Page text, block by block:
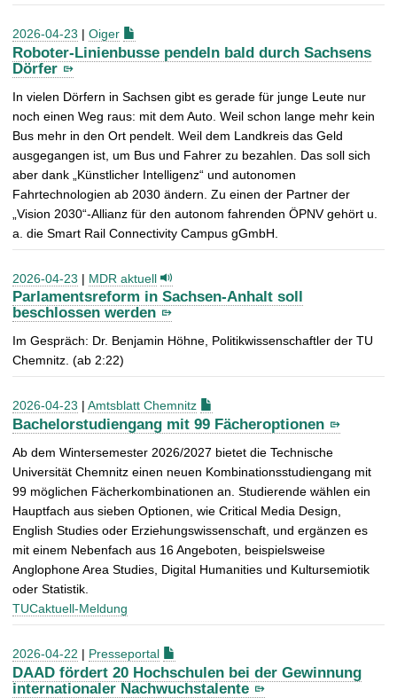
2026-04-23 | Oiger
Roboter-Linienbusse pendeln bald durch Sachsens
Dörfer
In vielen Dörfern in Sachsen gibt es gerade für junge Leute nur
noch einen Weg raus: mit dem Auto. Weil schon lange mehr kein
Bus mehr in den Ort pendelt. Weil dem Landkreis das Geld
ausgegangen ist, um Bus und Fahrer zu bezahlen. Das soll sich
aber dank „Künstlicher Intelligenz“ und autonomen
Fahrtechnologien ab 2030 ändern. Zu einen der Partner der
„Vision 2030“-Allianz für den autonom fahrenden ÖPNV gehört u.
a. die Smart Rail Connectivity Campus gGmbH.
2026-04-23 | MDR aktuell
Parlamentsreform in Sachsen-Anhalt soll
beschlossen werden
Im Gespräch: Dr. Benjamin Höhne, Politikwissenschaftler der TU
Chemnitz. (ab 2:22)
2026-04-23 | Amtsblatt Chemnitz
Bachelorstudiengang mit 99 Fächeroptionen
Ab dem Wintersemester 2026/2027 bietet die Technische
Universität Chemnitz einen neuen Kombinationsstudiengang mit
99 möglichen Fächerkombinationen an. Studierende wählen ein
Hauptfach aus sieben Optionen, wie Critical Media Design,
English Studies oder Erziehungswissenschaft, und ergänzen es
mit einem Nebenfach aus 16 Angeboten, beispielsweise
Anglophone Area Studies, Digital Humanities und Kultursemiotik
oder Statistik.
TUCaktuell-Meldung
2026-04-22 | Presseportal
DAAD fördert 20 Hochschulen bei der Gewinnung
internationaler Nachwuchstalente